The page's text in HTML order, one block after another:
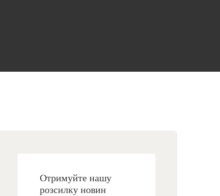
Отримуйте нашу
розсилку новин